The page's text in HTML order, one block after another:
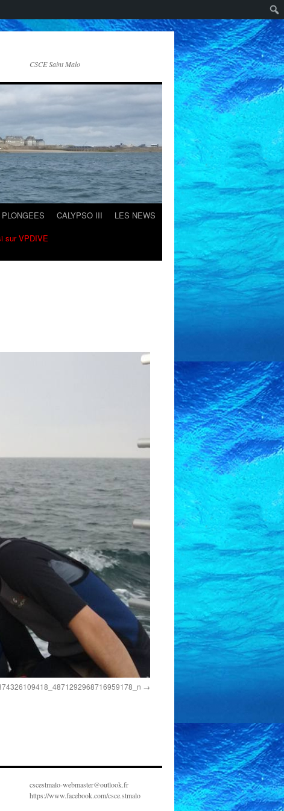
CSCE Saint Malo
CALYPSO III
LES NEWS
sur VPDIVE
cscestmalo-webmaster@outlook.fr
https://www.facebook.com/csce.stmalo